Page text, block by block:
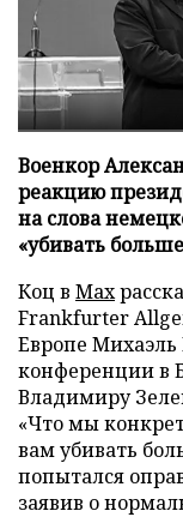
Военкор
реакцию
на слова
«убивать
Коц в Мах
Frankfurter
Европе Михаэль
конференции в
Владимиру
«Что мы
вам убивать
попытался
заявив о